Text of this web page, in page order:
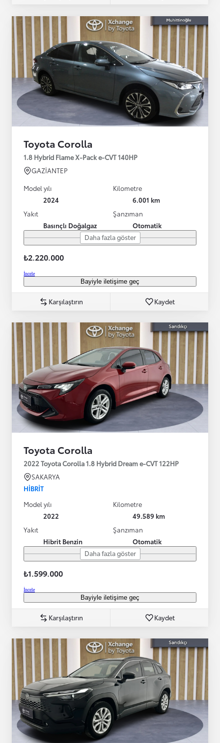
Toyota Corolla
1.8 Hybrid Flame X-Pack e-CVT 140HP
GAZİANTEP
Model yılı
2024
Kilometre
6.001 km
Yakıt
Basınçlı Doğalgaz
Şanzıman
Otomatik
Daha fazla göster
₺2.220.000
İncele
Bayiyle iletişime geç
Karşılaştırın Kaydet
Toyota Corolla
2022 Toyota Corolla 1.8 Hybrid Dream e-CVT 122HP
SAKARYA
HIBRIT
Model yılı
2022
Kilometre
49.589 km
Yakıt
Hibrit Benzin
Şanzıman
Otomatik
Daha fazla göster
₺1.599.000
İncele
Bayiyle iletişime geç
Karşılaştırın Kaydet